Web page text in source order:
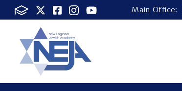
Main Office: